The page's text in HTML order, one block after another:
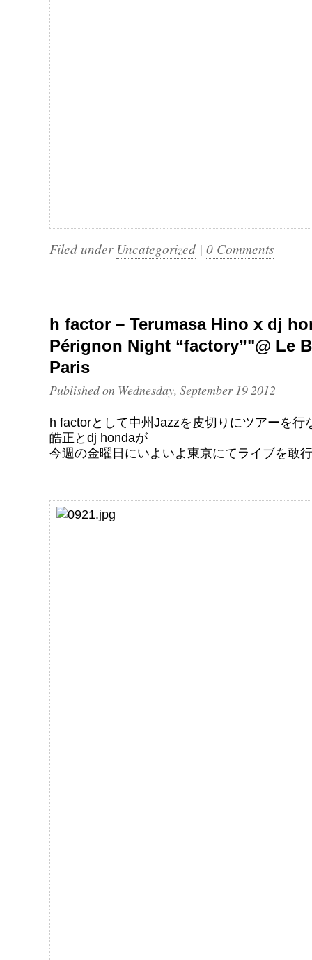
Filed under Uncategorized | 0 Comments
h factor – Terumasa Hino x dj
Pérignon Night “factory”"@ Le
Paris
Published on Wednesday, September 19 2012
h factorとして中州Jazzを皮切りにツアーを行
皓正とdj hondaが
今週の金曜日にいよいよ東京にてライブを敢